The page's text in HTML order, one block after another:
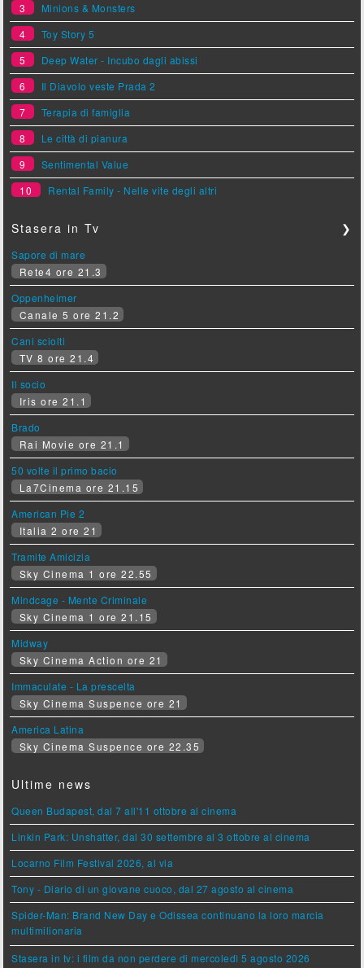
3
Minions & Monsters
4
Toy Story 5
5
Deep Water - Incubo dagli abissi
6
Il Diavolo veste Prada 2
7
Terapia di famiglia
8
Le città di pianura
9
Sentimental Value
10
Rental Family - Nelle vite degli altri
Stasera in Tv ❯
Sapore di mare
Rete4 ore 21.3
Oppenheimer
Canale 5 ore 21.2
Cani sciolti
TV 8 ore 21.4
Il socio
Iris ore 21.1
Brado
Rai Movie ore 21.1
50 volte il primo bacio
La7Cinema ore 21.15
American Pie 2
Italia 2 ore 21
Tramite Amicizia
Sky Cinema 1 ore 22.55
Mindcage - Mente Criminale
Sky Cinema 1 ore 21.15
Midway
Sky Cinema Action ore 21
Immaculate - La prescelta
Sky Cinema Suspence ore 21
America Latina
Sky Cinema Suspence ore 22.35
Ultime news
Queen Budapest, dal 7 all'11 ottobre al cinema
Linkin Park: Unshatter, dal 30 settembre al 3 ottobre al cinema
Locarno Film Festival 2026, al via
Tony - Diario di un giovane cuoco, dal 27 agosto al cinema
Spider-Man: Brand New Day e Odissea continuano la loro marcia
multimilionaria
Stasera in tv: i film da non perdere di mercoledì 5 agosto 2026